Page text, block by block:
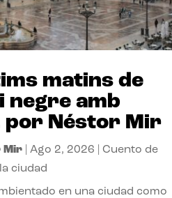
matins de
negre amb
por Néstor Mir
Mir |Ago 2, 2026 |Cuento de
ciudad
en una ciudad como